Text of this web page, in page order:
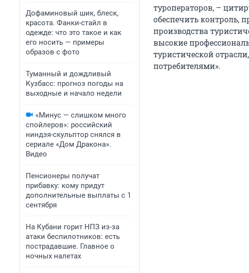
Дофаминовый шик, блеск,
красота. Фанки-стайл в
одежде: что это такое и как
его носить — примеры
образов с фото
Туманный и дождливый
Кузбасс: прогноз погоды на
выходные и начало недели
«Минус — слишком много
спойлеров»: российский
ниндзя-скульптор снялся в
сериале «Дом Дракона».
Видео
Пенсионеры получат
прибавку: кому придут
дополнительные выплаты с 1
сентября
На Кубани горит НПЗ из-за
атаки беспилотников: есть
пострадавшие. Главное о
ночных налетах
туроператоров, –
обеспечить контроль,
производства
высокие
туристической
потребителями».